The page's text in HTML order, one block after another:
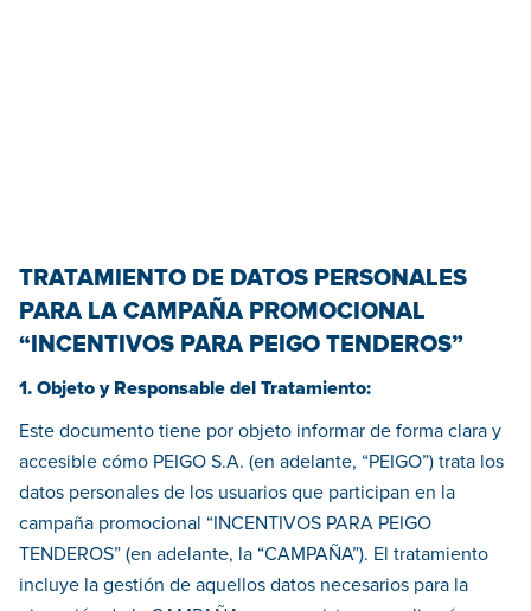
TRATAMIENTO DE DATOS PERSONALES
PARA LA CAMPAÑA PROMOCIONAL
“INCENTIVOS PARA PEIGO TENDEROS”
1. Objeto y Responsable del Tratamiento:
Este documento tiene por objeto informar de forma clara y
accesible cómo PEIGO S.A. (en adelante, “PEIGO”) trata los
datos personales de los usuarios que participan en la
campaña promocional “INCENTIVOS PARA PEIGO
TENDEROS” (en adelante, la “CAMPAÑA”). El tratamiento
incluye la gestión de aquellos datos necesarios para la